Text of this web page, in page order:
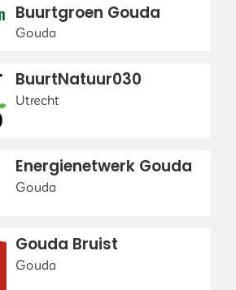
Buurtgroen Gouda
Gouda
BuurtNatuur030
Utrecht
Energienetwerk Gouda
Gouda
Gouda Bruist
Gouda